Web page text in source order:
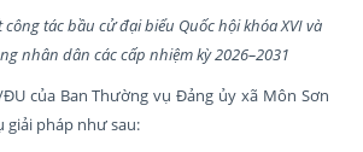
công tác bầu cử đại biểu Quốc hội khóa XVI và
nhân dân các cấp nhiệm kỳ 2026–2031
ĐU của Ban Thường vụ Đảng ủy xã Môn Sơn
giải pháp như sau: